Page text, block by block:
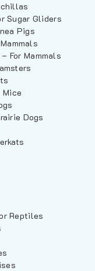
Sugar Gliders
Pigs
For Mammals
Mice
Dogs
Reptiles